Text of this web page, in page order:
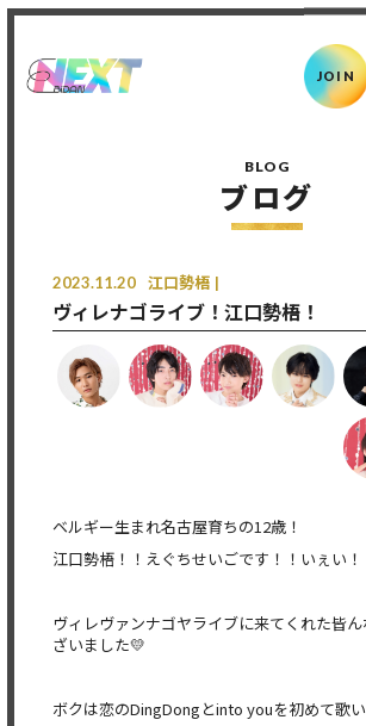
JOIN
BLOG
ブログ
2023.11.20 江口勢梧
ヴィレナゴライブ！江口勢梧！
ベルギー生まれ名古屋育ちの12歳！
江口勢梧！！えぐちせいごです！！いぇい！
ヴィレヴァンナゴヤライブに来てくれた皆
ざいました💛
ボクは恋のDingDongとinto youを初めて歌い